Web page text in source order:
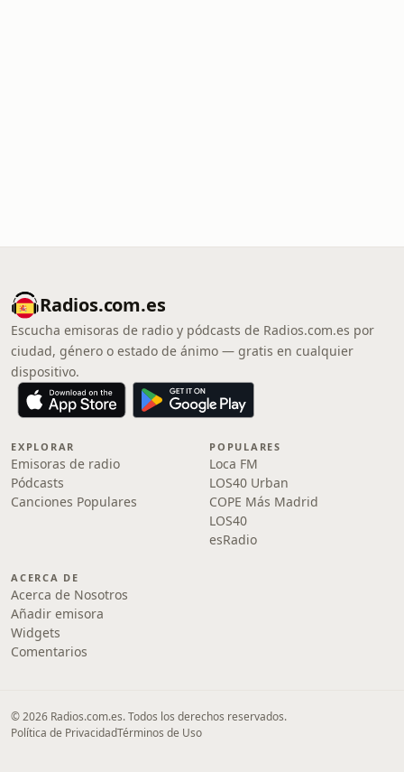
Radios.com.es
Escucha emisoras de radio y pódcasts de Radios.com.es por
ciudad, género o estado de ánimo — gratis en cualquier
dispositivo.
EXPLORAR
Emisoras de radio
Pódcasts
Canciones Populares
POPULARES
Loca FM
LOS40 Urban
COPE Más Madrid
LOS40
esRadio
ACERCA DE
Acerca de Nosotros
Añadir emisora
Widgets
Comentarios
© 2026 Radios.com.es. Todos los derechos reservados.
Política de PrivacidadTérminos de Uso